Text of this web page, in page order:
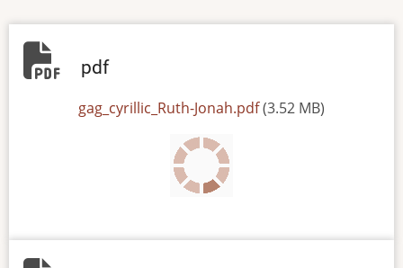
pdf
gag_cyrillic_Ruth-Jonah.pdf(3.52 MB)